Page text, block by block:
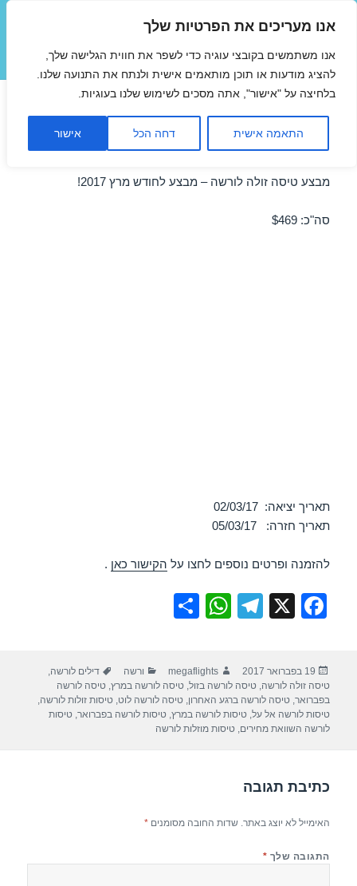
אנו מעריכים את הפרטיות שלך
אנו משתמשים בקובצי עוגיה כדי לשפר את חווית הגלישה שלך,
להציג מודעות או תוכן מותאמים אישית ולנתח את התנועה שלנו.
בלחיצה על "אישור", אתה מסכים לשימוש שלנו בעוגיות.
התאמה אישית דחה הכל אישור
תפריטים
ווידג'טים
טיסות זולות לורשה במרץ
02/03/2017
מבצע טיסה זולה לורשה – מבצע לחודש מרץ 2017!
סה"כ: $469
תאריך יציאה: 02/03/17
תאריך חזרה: 05/03/17
להזמנה ופרטים נוספים לחצו על הקישור כאן .
F
e
b
o
k
X
T
gr
a
m
W
s
A
p
e
פורסם
בתאריך
19 בפברואר 2017 מחבר
megaflights קטגוריות
ורשה תגיות
דילים לורשה,
טיסה זולה לורשה,טיסה לורשה בזול,טיסה לורשה במרץ,טיסה לורשה
בפברואר,טיסה לורשה ברגע האחרון,טיסה לורשה לוט,טיסות זולות לורשה,
טיסות לורשה אל על,טיסות לורשה במרץ,טיסות לורשה בפברואר,טיסות
לורשה השוואת מחירים,טיסות מוזלות לורשה
כתיבת תגובה
האימייל לא יוצג באתר. שדות החובה מסומנים*
התגובה שלך *